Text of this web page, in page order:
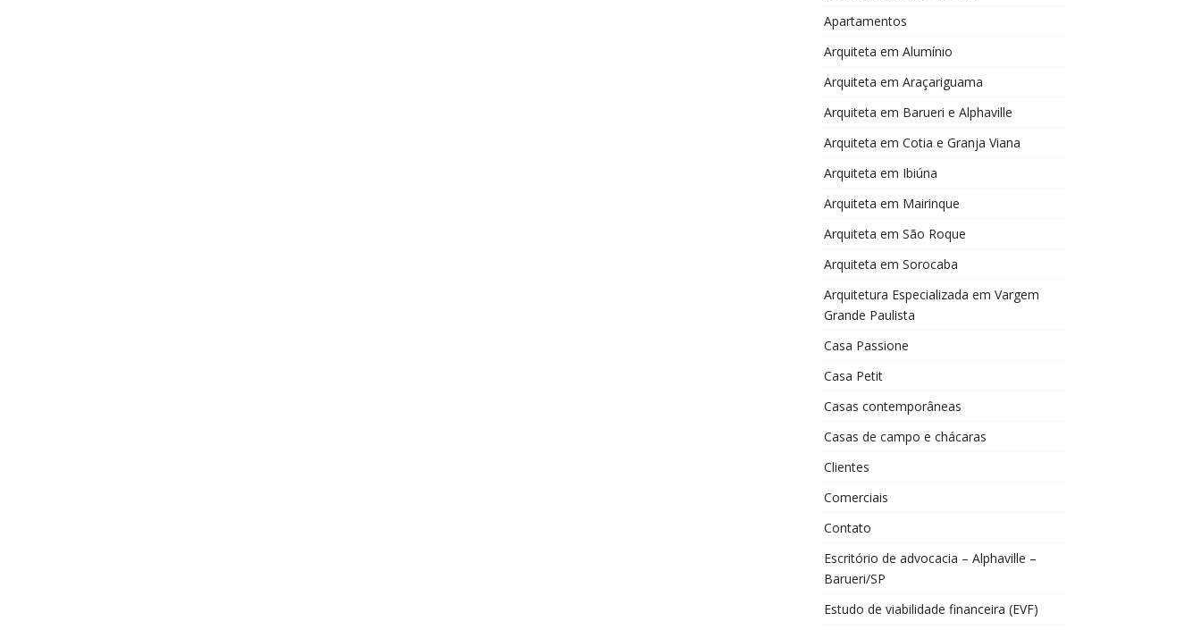
Apartamentos
Arquiteta em Alumínio
Arquiteta em Araçariguama
Arquiteta em Barueri e Alphaville
Arquiteta em Cotia e Granja Viana
Arquiteta em Ibiúna
Arquiteta em Mairinque
Arquiteta em São Roque
Arquiteta em Sorocaba
Arquitetura Especializada em Vargem
Grande Paulista
Casa Passione
Casa Petit
Casas contemporâneas
Casas de campo e chácaras
Clientes
Comerciais
Contato
Escritório de advocacia – Alphaville –
Barueri/SP
Estudo de viabilidade financeira (EVF)